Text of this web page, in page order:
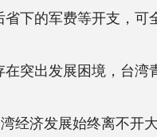
的军费等开支，可
出发展困境，台湾青
济发展始终离不开大